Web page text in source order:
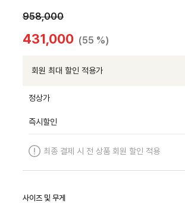
958,000
431,000 (55 %)
회원 최대 할인 적용가
정상가
즉시할인
최종 결제 시 전 상품 회원 할인 적용
사이즈 및 무게